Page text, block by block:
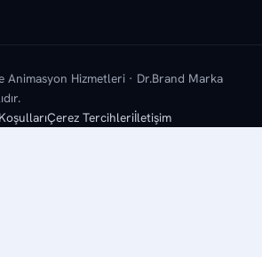
Hizmetleri · Dr.Brand Marka
Çerez Tercihleriİletişim